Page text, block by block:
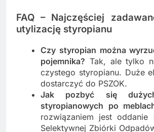
FAQ – Najczęściej
utylizację styropianu
Czy styropian można
pojemnika? Tak, ale tylko
czystego styropianu. Duże
dostarczyć do PSZOK.
Jak pozbyć się
styropianowych po
rozwiązaniem jest
Selektywnej Zbiórki